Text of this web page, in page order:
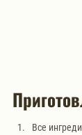
Все